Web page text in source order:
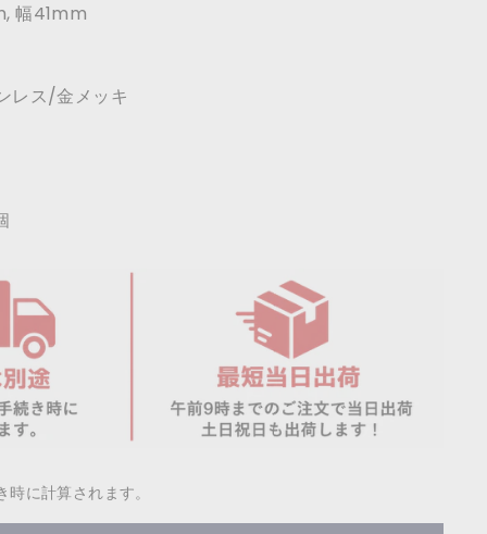
幅41mm
レス/金メッキ
に計算されます。